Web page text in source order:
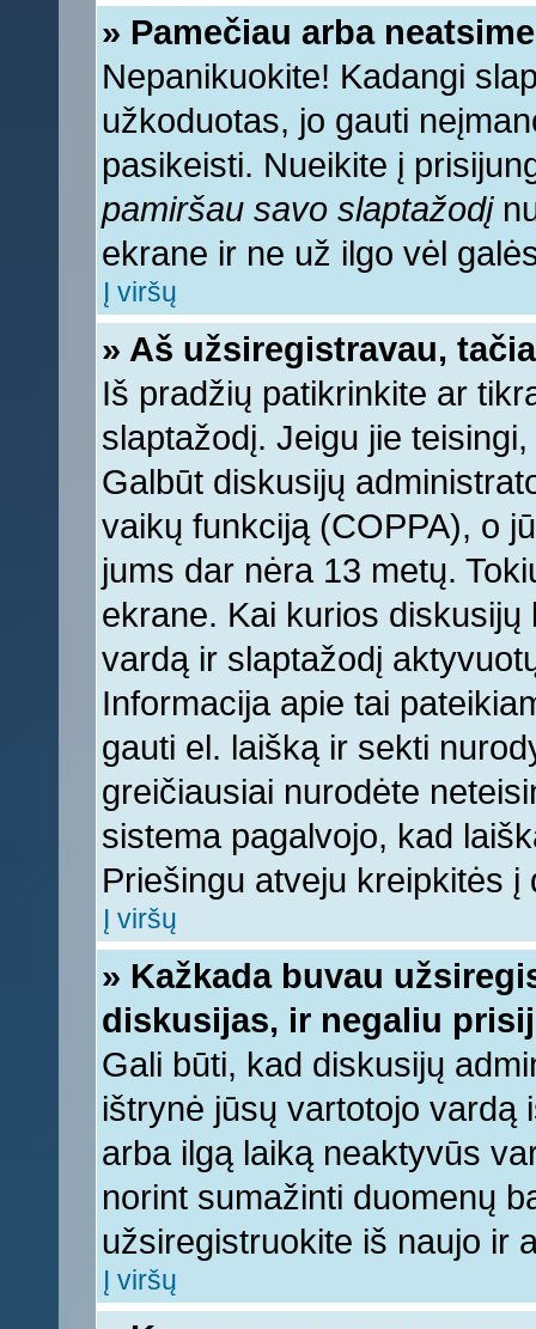
» Pamečiau arba
Nepanikuokite! Kadangi
užkoduotas, jo gauti
pasikeisti. Nueikite į
pamiršau savo slaptažodį
ekrane ir ne už ilgo vėl
Į viršų
» Aš užsiregistravau,
Iš pradžių patikrinkite ar
slaptažodį. Jeigu jie
Galbūt diskusijų
vaikų funkciją (COPPA), o
jums dar nėra 13 metų.
ekrane. Kai kurios
vardą ir slaptažodį
Informacija apie tai
gauti el. laišką ir sekti
greičiausiai nurodėte
sistema pagalvojo, kad
Priešingu atveju kreipkitės
Į viršų
» Kažkada buvau
diskusijas, ir negaliu
Gali būti, kad diskusijų
ištrynė jūsų vartotojo vardą
arba ilgą laiką neaktyvūs
norint sumažinti duomenų
užsiregistruokite iš naujo ir
Į viršų